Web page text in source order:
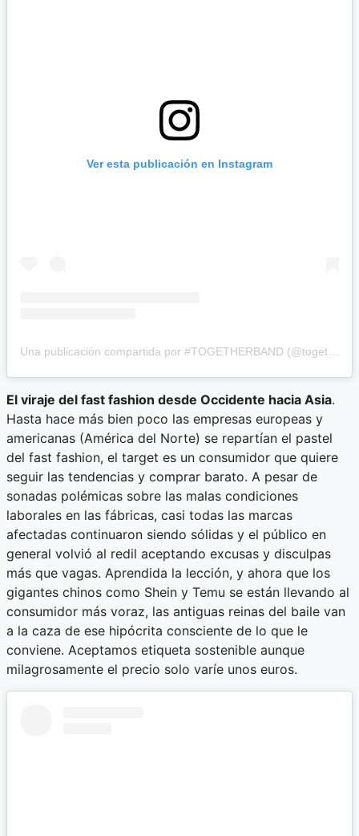
Ver esta publicación en Instagram
El viraje del fast fashion desde Occidente hacia Asia.
Hasta hace más bien poco las empresas europeas y
americanas (América del Norte) se repartían el pastel
del fast fashion, el target es un consumidor que quiere
seguir las tendencias y comprar barato. A pesar de
sonadas polémicas sobre las malas condiciones
laborales en las fábricas, casi todas las marcas
afectadas continuaron siendo sólidas y el público en
general volvió al redil aceptando excusas y disculpas
más que vagas. Aprendida la lección, y ahora que los
gigantes chinos como Shein y Temu se están llevando al
consumidor más voraz, las antiguas reinas del baile van
a la caza de ese hipócrita consciente de lo que le
conviene. Aceptamos etiqueta sostenible aunque
milagrosamente el precio solo varíe unos euros.